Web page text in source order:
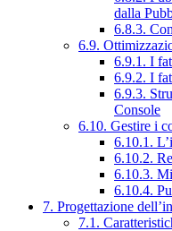
dalla
6.8.3.
6.9.
6.9.1. I
6.9.2. I
6.9.3.
Console
6.10. Gestire i
6.10.1.
6.10.2.
6.10.3.
6.10.4.
7. Progettazione
7.1.